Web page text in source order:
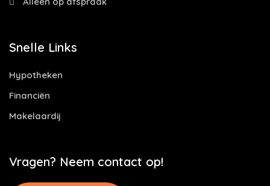
Snelle Links
Hypotheken
Financiën
Makelaardij
Vragen? Neem contact op!